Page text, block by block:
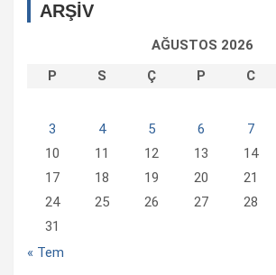
ARŞİV
AĞUSTOS 2026
P
S Ç P C
3
4 5 6 7
10
11 12 13 14
17
18 19 20 21
24
25 26 27 28
31
« Tem